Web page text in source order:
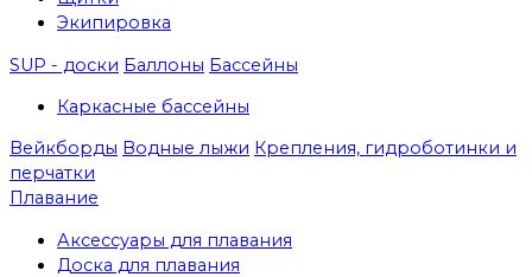
Экипировка
SUP - доски Баллоны Бассейны
Каркасные бассейны
Вейкборды Водные лыжи Крепления, гидроботинки и
перчатки
Плавание
Аксессуары для плавания
Доска для плавания